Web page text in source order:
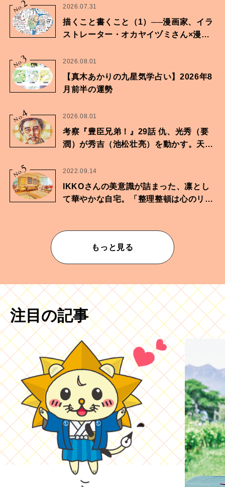
No.2 2026.07.31
描くこと書くこと（1）──漫画家、イラ
ストレーター・オカヤイヅミさん×漫画
No.3 2026.08.01
【真木あかりの九星気学占い】2026年8
月前半の運勢
No.4 2026.08.01
考察『豊臣兄弟！』29話 仇、光秀（要
潤）が秀吉（池松壮亮）を動かす。天下
No.5 2022.09.14
IKKOさんの美意識が詰まった、凛とし
て華やかな自宅。「整理整頓は心のリズ
もっと見る
注目の記事